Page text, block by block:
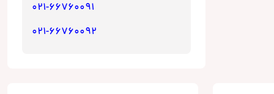
021-66760091
021-66760092